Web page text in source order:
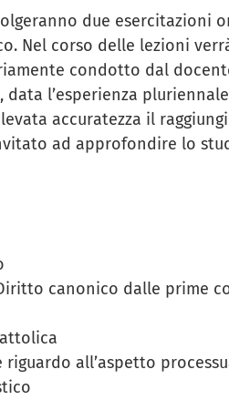
due
Nel corso delle lezioni
condotto dal
l’esperienza
accuratezza il
ad approfondire lo
canonico dalle prime
all’aspetto